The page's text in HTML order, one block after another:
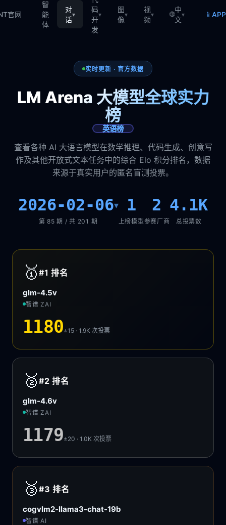
官网
智
能
体
对
话
▾
码
开
发
▾
图
像
▾
视
频
▾ 🌐
中
文
▾ 📱
实时更新 · 官方数据
LM Arena 大模型全球实力
榜
英语榜
查看各种 AI 大语言模型在数学推理、代码生成、创意写
作及其他开放式文本任务中的综合 Elo 积分排名，数据
来源于真实用户的匿名盲测投票。
2026-02-06▾
第 85 期 / 共 201 期
1
上榜模型
2
参赛厂商
4.1K
总投票数
🥇 #1排名
glm-4.5v
智谱 ZAI
1180±15 · 1.9K次投票
🥈 #2排名
glm-4.6v
智谱 ZAI
1179±20 · 1.0K次投票
🥉 #3排名
cogvlm2-llama3-chat-19b
智谱 AI